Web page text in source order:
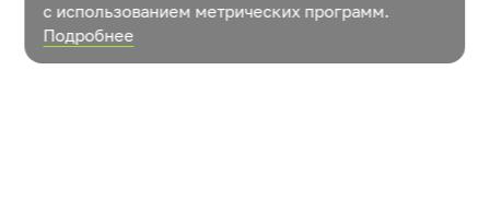
с использованием метрических программ.
Подробнее